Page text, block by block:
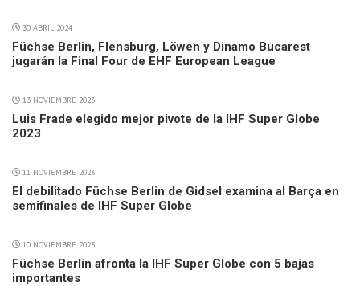
30 ABRIL 2024
Füchse Berlin, Flensburg, Löwen y Dinamo Bucarest
jugarán la Final Four de EHF European League
13 NOVIEMBRE 2023
Luis Frade elegido mejor pivote de la IHF Super Globe
2023
11 NOVIEMBRE 2023
El debilitado Füchse Berlin de Gidsel examina al Barça en
semifinales de IHF Super Globe
10 NOVIEMBRE 2023
Füchse Berlin afronta la IHF Super Globe con 5 bajas
importantes